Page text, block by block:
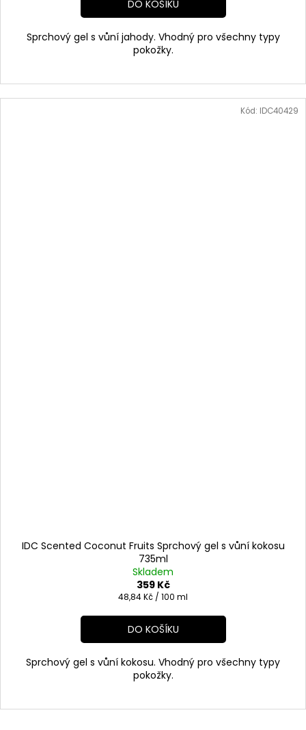
DO KOŠÍKU
Sprchový gel s vůní jahody. Vhodný pro všechny typy
pokožky.
IDC Scented Coconut Fruits Sprchový gel s vůní kokosu
735ml
Skladem
359 Kč
Měrná
48,84 Kč / 100 ml
DO KOŠÍKU
Sprchový gel s vůní kokosu. Vhodný pro všechny typy
pokožky.
Kód: IDC40429